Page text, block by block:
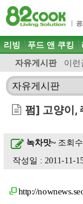
목차
주메뉴 바로가기
컨텐츠 바로가기
검색 바로가기
로그인 바로가기
주메뉴
리빙 푸드 앤 쿠킹
자유게시판 이런
자유게시판
펌] 고양이,
녹차맛~조회수
작성일 : 2011-11-
http://